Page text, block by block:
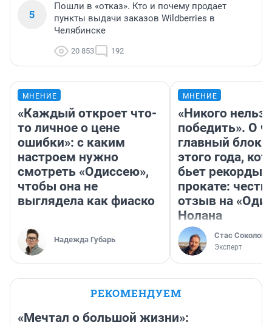
5
Пошли в «отказ». Кто и почему продает
пункты выдачи заказов Wildberries в
Челябинске
20 853 192
МНЕНИЕ
«Каждый откроет что-
то личное о цене
ошибки»: с каким
настроем нужно
смотреть «Одиссею»,
чтобы она не
выглядела как фиаско
Надежда Губарь
МНЕНИЕ
«Никого нельзя
победить». О
главный
этого года,
бьет рекорды в
прокате:
отзыв на
Нолана
Стас Соколов
Эксперт
РЕКОМЕНДУЕМ
«Мечтал о большой жизни»: